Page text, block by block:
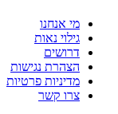
מי אנחנו
גילוי נאות
דרושים
הצהרת נגישות
מדיניות פרטיות
צרו קשר